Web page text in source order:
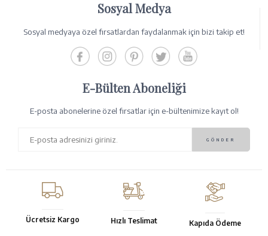
Sosyal Medya
Sosyal medyaya özel fırsatlardan faydalanmak için bizi takip et!
E-Bülten Aboneliği
E-posta abonelerine özel fırsatlar için e-bültenimize kayıt ol!
Ücretsiz Kargo Hızlı Teslimat Kapıda Ödeme